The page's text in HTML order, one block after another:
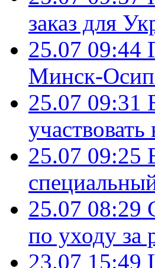
заказ для
25.07 09:44
Минск-
25.07 09:31
25.07 09:25
25.07 08:29
по уходу за
23.07 15:49